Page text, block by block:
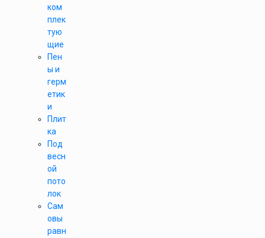
ком
плек
тую
щие
Пен
ы и
герм
етик
и
Плит
ка
Под
весн
ой
пото
лок
Сам
овы
равн